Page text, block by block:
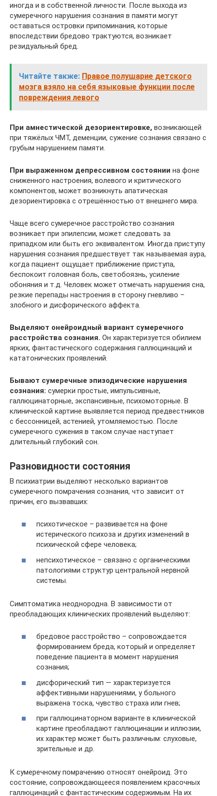
иногда и в собственной личности. После выхода из
сумеречного нарушения сознания в памяти могут
оставаться островки припоминания, которые
впоследствии бредово трактуются, возникает
резидуальный бред.
Читайте также: Правое полушарие детского
мозга взяло на себя языковые функции после
повреждения левого
При амнестической дезориентировке, возникающей
при тяжёлых ЧМТ, деменции, сужение сознания связано с
грубым нарушением памяти.
При выраженном депрессивном состоянии на фоне
сниженного настроения, волевого и критического
компонентов, может возникнуть апатическая
дезориентировка с отрешённостью от внешнего мира.
Чаще всего сумеречное расстройство сознания
возникает при эпилепсии, может следовать за
припадком или быть его эквивалентом. Иногда приступу
нарушения сознания предшествует так называемая аура,
когда пациент ощущает приближение приступа,
беспокоит головная боль, светобоязнь, усиление
обоняния и т.д. Человек может отмечать нарушения сна,
резкие перепады настроения в сторону гневливо –
злобного и дисфорического аффекта.
Выделяют онейроидный вариант сумеречного
расстройства сознания. Он характеризуется обилием
ярких, фантастического содержания галлюцинаций и
кататонических проявлений.
Бывают сумеречные эпизодические нарушения
сознания: сумерки простые, импульсивные,
галлюцинаторные, экспансивные, психомоторные. В
клинической картине выявляется период предвестников
с бессонницей, астенией, утомляемостью. После
сумеречного сужения в таком случае наступает
длительный глубокий сон.
Разновидности состояния
В психиатрии выделяют несколько вариантов
сумеречного помрачения сознания, что зависит от
причин, его вызвавших:
психотическое – развивается на фоне
истерического психоза и других изменений в
психической сфере человека;
непсихотическое – связано с органическими
патологиями структур центральной нервной
системы.
Симптоматика неоднородна. В зависимости от
преобладающих клинических проявлений выделяют:
бредовое расстройство – сопровождается
формированием бреда, который и определяет
поведение пациента в момент нарушения
сознания;
дисфорический тип — характеризуется
аффективными нарушениями, у больного
выражена тоска, чувство страха или гнев;
при галлюцинаторном варианте в клинической
картине преобладают галлюцинации и иллюзии,
их характер может быть различным: слуховые,
зрительные и др.
К сумеречному помрачению относят онейроид. Это
состояние, сопровождающееся появлением красочных
галлюцинаций с фантастическим содержимым. На их